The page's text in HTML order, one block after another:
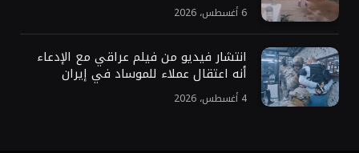
6 أغسطس، 2026
انتشار فيديو من فيلم عراقي مع الإدعاء
أنه اعتقال عملاء للموساد في إيران
4 أغسطس، 2026